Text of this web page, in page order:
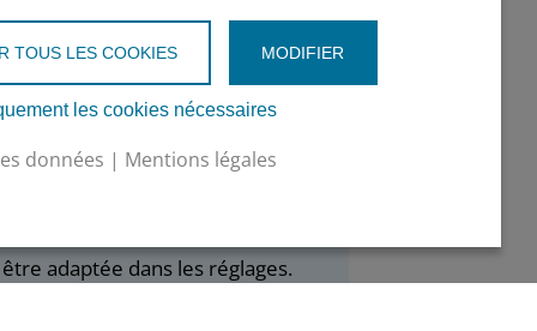
à cette base de données et donc
de l’entreprise. Les tiers n’y ont
?
adaptée dans les réglages.
TOUS LES COOKIES MODIFIER
les cookies nécessaires
données | Mentions légales